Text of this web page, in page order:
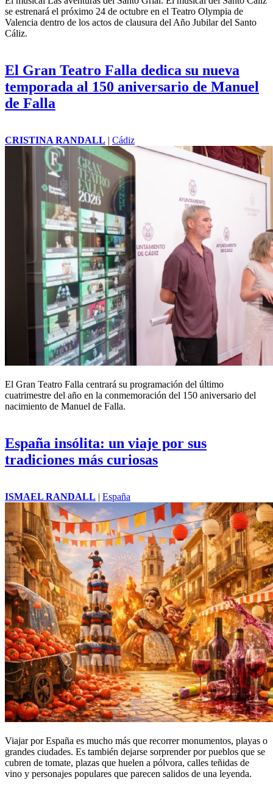
se estrenará el próximo 24 de octubre en el Teatro Olympia de
Valencia dentro de los actos de clausura del Año Jubilar del Santo
Cáliz.
El Gran Teatro Falla dedica su nueva
temporada al 150 aniversario de Manuel
de Falla
CRISTINA RANDALL | Cádiz
El Gran Teatro Falla centrará su programación del último
cuatrimestre del año en la conmemoración del 150 aniversario del
nacimiento de Manuel de Falla.
España insólita: un viaje por sus
tradiciones más curiosas
ISMAEL RANDALL | España
Viajar por España es mucho más que recorrer monumentos, playas o
grandes ciudades. Es también dejarse sorprender por pueblos que se
cubren de tomate, plazas que huelen a pólvora, calles teñidas de
vino y personajes populares que parecen salidos de una leyenda.